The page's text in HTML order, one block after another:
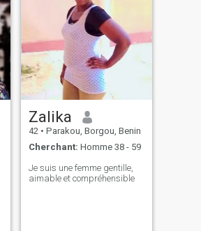
Zalika
42 • Parakou, Borgou, Benin
Cherchant: Homme 38 - 59
Je suis une femme gentille,
aimable et compréhensible